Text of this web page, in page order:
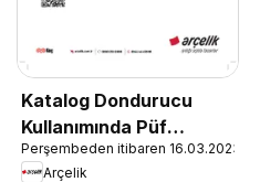
Katalog Dondurucu
Kullanımında Püf
Noktaları
Perşembeden itibaren 16.03.2023
Arçelik